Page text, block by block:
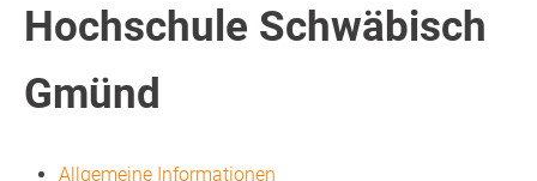
Hochschule Schwäbisch
Gmünd
Allgemeine Informationen